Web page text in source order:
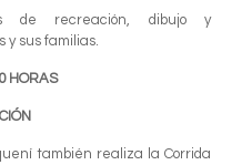
de recreación, dibujo y
y sus familias.
HORAS
también realiza la Corrida